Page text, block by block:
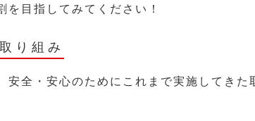
目指してみてください！
り組み
全・安心のためにこれまで実施してきた